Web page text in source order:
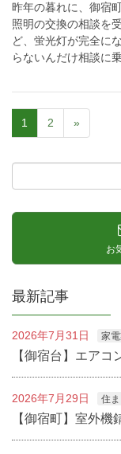
昨年の暮れに、御宿
照明の交換の相談を
ど、蛍光灯が完全に
らないんだけ相談に
1 2 »
お
最新記事
2026年7月31日 家
【御宿台】エアコ
2026年7月29日 住
【御宿町】室外機